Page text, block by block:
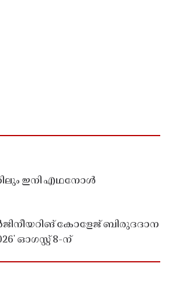
ഇനി എഥനോൾ
കോളേജ് ബിരുദദാന
ഓഗസ്റ്റ് 8-ന്